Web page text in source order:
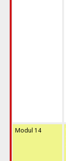
Modul 14